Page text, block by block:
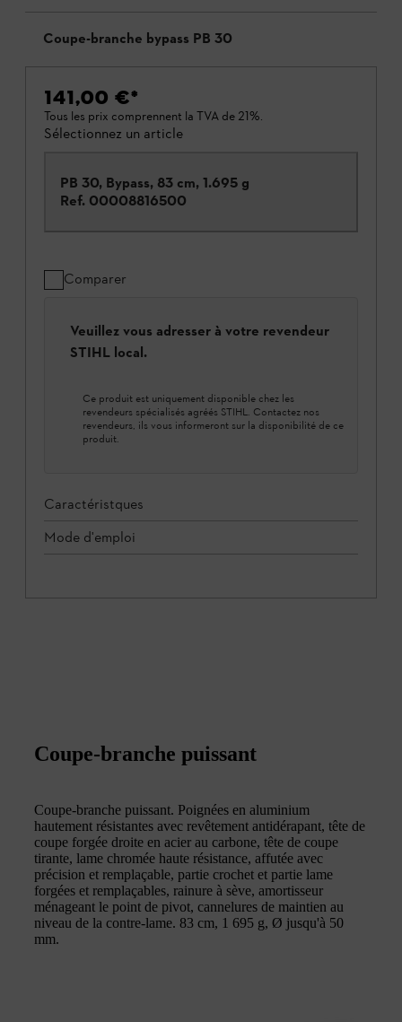
Coupe-branche bypass PB 30
141,00 €*
Tous les prix comprennent la TVA de 21%.
Sélectionnez un article
PB 30, Bypass, 83 cm, 1.695 g
Ref. 00008816500
Comparer
Veuillez vous adresser à votre revendeur
STIHL local.
Ce produit est uniquement disponible chez les
revendeurs spécialisés agréés STIHL. Contactez nos
revendeurs, ils vous informeront sur la disponibilité de ce
produit.
Caractéristques
Mode d'emploi
Coupe-branche puissant
Coupe-branche puissant. Poignées en aluminium
hautement résistantes avec revêtement antidérapant, tête de
coupe forgée droite en acier au carbone, tête de coupe
tirante, lame chromée haute résistance, affutée avec
précision et remplaçable, partie crochet et partie lame
forgées et remplaçables, rainure à sève, amortisseur
ménageant le point de pivot, cannelures de maintien au
niveau de la contre-lame. 83 cm, 1 695 g, Ø jusqu'à 50
mm.